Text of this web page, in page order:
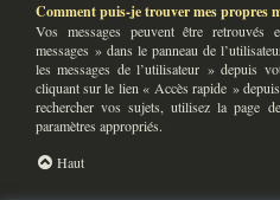
Comment puis-je trouver mes propres
Vos messages peuvent être
messages » dans le panneau de
les messages de l’utilisateur » depuis
cliquant sur le lien « Accès rapide »
rechercher vos sujets, utilisez la page
paramètres appropriés.
Haut